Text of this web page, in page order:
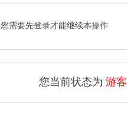
您需要先登录才能继续本操作
您当前状态为 游客